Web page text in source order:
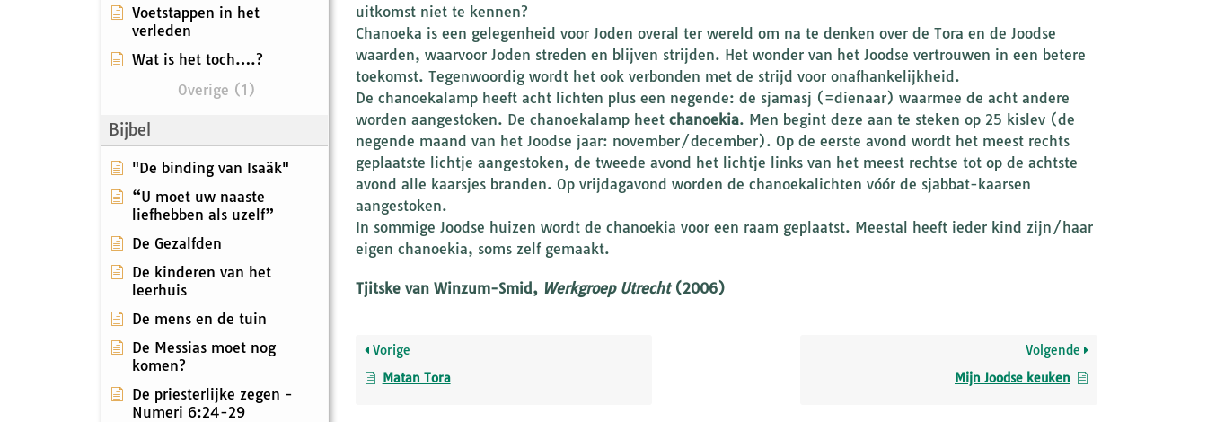
Voetstappen in het
verleden
Wat is het toch….?
Overige (1)
Bijbel
"De binding van Isaäk"
“U moet uw naaste
liefhebben als uzelf”
De Gezalfden
De kinderen van het
leerhuis
De mens en de tuin
De Messias moet nog
komen?
De priesterlijke zegen -
Numeri 6:24-29
uitkomst niet te kennen?
Chanoeka is een gelegenheid voor Joden overal ter wereld om na te denken over de Tora en de Joodse
waarden, waarvoor Joden streden en blijven strijden. Het wonder van het Joodse vertrouwen in een betere
toekomst. Tegenwoordig wordt het ook verbonden met de strijd voor onafhankelijkheid.
De chanoekalamp heeft acht lichten plus een negende: de sjamasj (=dienaar) waarmee de acht andere
worden aangestoken. De chanoekalamp heet chanoekia. Men begint deze aan te steken op 25 kislev (de
negende maand van het Joodse jaar: november/december). Op de eerste avond wordt het meest rechts
geplaatste lichtje aangestoken, de tweede avond het lichtje links van het meest rechtse tot op de achtste
avond alle kaarsjes branden. Op vrijdagavond worden de chanoekalichten vóór de sjabbat-kaarsen
aangestoken.
In sommige Joodse huizen wordt de chanoekia voor een raam geplaatst. Meestal heeft ieder kind zijn/haar
eigen chanoekia, soms zelf gemaakt.
Tjitske van Winzum-Smid, Werkgroep Utrecht(2006)
Vorige
Matan Tora
Volgende
Mijn Joodse keuken